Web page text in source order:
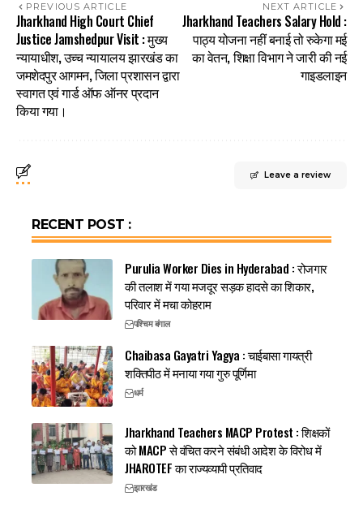
PREVIOUS ARTICLE
Jharkhand High Court Chief
Justice Jamshedpur Visit : मुख्य
न्यायाधीश, उच्च न्यायालय झारखंड का
जमशेदपुर आगमन, जिला प्रशासन द्वारा
स्वागत एवं गार्ड ऑफ ऑनर प्रदान
किया गया।
NEXT ARTICLE
Jharkhand Teachers Salary Hold :
पाठ्य योजना नहीं बनाई तो रुकेगा मई
का वेतन, शिक्षा विभाग ने जारी की नई
गाइडलाइन
Leave a review
RECENT POST :
Purulia Worker Dies in Hyderabad : रोजगार
की तलाश में गया मजदूर सड़क हादसे का शिकार,
परिवार में मचा कोहराम
पश्चिम बंगाल
Chaibasa Gayatri Yagya : चाईबासा गायत्री
शक्तिपीठ में मनाया गया गुरु पूर्णिमा
धर्म
Jharkhand Teachers MACP Protest : शिक्षकों
को MACP से वंचित करने संबंधी आदेश के विरोध में
JHAROTEF का राज्यव्यापी प्रतिवाद
झारखंड